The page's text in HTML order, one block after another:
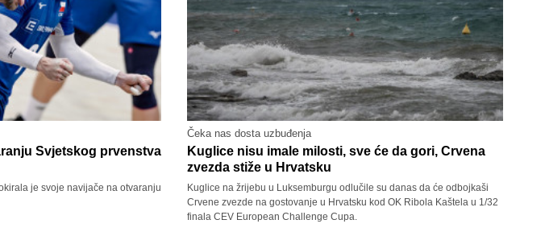
Svjetskog prvenstva
je svoje navijače na otvaranju
Čeka nas dosta uzbuđenja
Kuglice nisu imale milosti, sve će da gori, Crvena
zvezda stiže u Hrvatsku
Kuglice na žrijebu u Luksemburgu odlučile su danas da će odbojkaši
Crvene zvezde na gostovanje u Hrvatsku kod OK Ribola Kaštela u 1/32
finala CEV European Challenge Cupa.